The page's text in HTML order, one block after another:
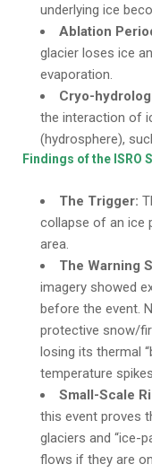
underlying ice
Ablation
glacier loses ice
evaporation.
Cryo-
the interaction of
(hydrosphere),
Findings of the ISRO
The Trigger:
collapse of an ice
area.
The Warning
imagery showed
before the event.
protective snow/
losing its thermal
temperature
Small-Scale
this event proves
glaciers and “ice-
flows if they are